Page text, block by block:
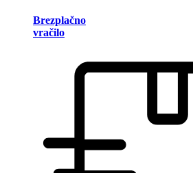
Brezplačno
vračilo